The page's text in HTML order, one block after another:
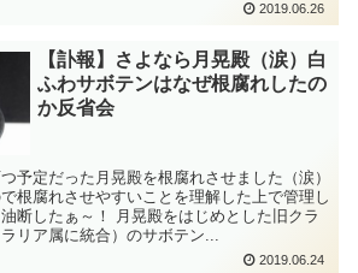
2019.06.26
【訃報】さよなら月晃殿（涙）白
ふわサボテンはなぜ根腐れしたの
か反省会
予定だった月晃殿を根腐れさせました（涙）
根腐れさせやすいことを理解した上で管理し
断したぁ～！ 月晃殿をはじめとした旧クラ
リア属に統合）のサボテン...
2019.06.24